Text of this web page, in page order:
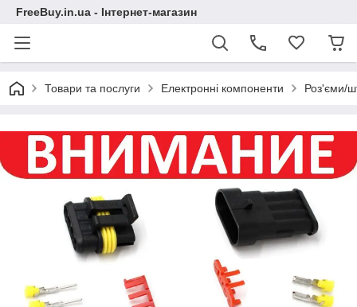
FreeBuy.in.ua - Інтернет-магазин
Товари та послуги Електронні компоненти Роз'єми/